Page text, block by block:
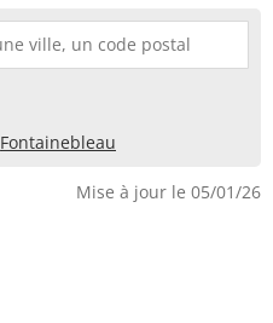
Fontainebleau
Mise à jour le 05/01/26